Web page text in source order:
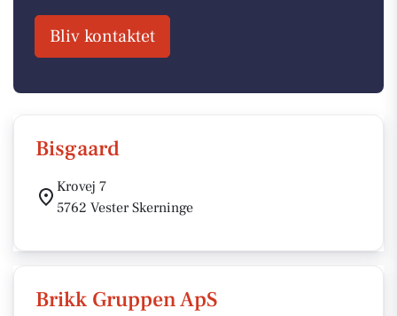
Bliv kontaktet
Bisgaard
Krovej 7
5762 Vester Skerninge
Brikk Gruppen ApS